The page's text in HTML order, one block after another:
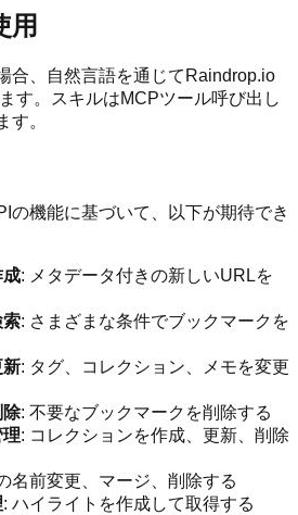
用
合、自然言語を通じてRaindrop.io
す。スキルはMCPツール呼び出し
す。
の機能に基づいて、以下が期待でき
成: メタデータ付きの新しいURLを
索: さまざまな条件でブックマークを
新: タグ、コレクション、メモを変更
除: 不要なブックマークを削除する
: コレクションを作成、更新、削除
名前変更、マージ、削除する
: ハイライトを作成して取得する